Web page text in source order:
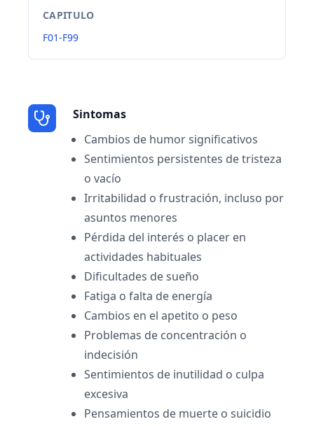
CAPITULO
F01-F99
Sintomas
Cambios de humor significativos
Sentimientos persistentes de tristeza
o vacío
Irritabilidad o frustración, incluso por
asuntos menores
Pérdida del interés o placer en
actividades habituales
Dificultades de sueño
Fatiga o falta de energía
Cambios en el apetito o peso
Problemas de concentración o
indecisión
Sentimientos de inutilidad o culpa
excesiva
Pensamientos de muerte o suicidio